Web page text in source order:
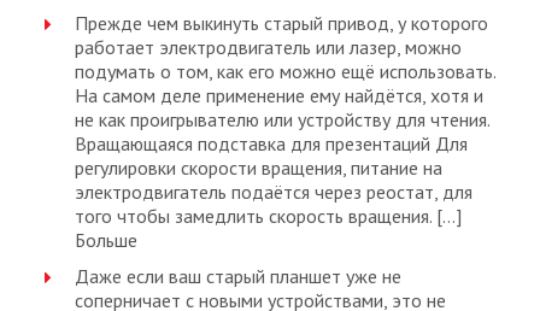
Прежде чем выкинуть старый привод, у которого
работает электродвигатель или лазер, можно
подумать о том, как его можно ещё использовать.
На самом деле применение ему найдётся, хотя и
не как проигрывателю или устройству для чтения.
Вращающаяся подставка для презентаций Для
регулировки скорости вращения, питание на
электродвигатель подаётся через реостат, для
того чтобы замедлить скорость вращения. […]
Больше
Даже если ваш старый планшет уже не
соперничает с новыми устройствами, это не